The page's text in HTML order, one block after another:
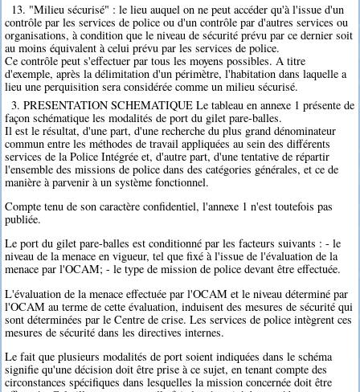
13. "Milieu sécurisé" : le lieu auquel on ne peut accéder qu'à l'issue d'un
contrôle par les services de police ou d'un contrôle par d'autres services ou
organisations, à condition que le niveau de sécurité prévu par ce dernier soit
au moins équivalent à celui prévu par les services de police.
Ce contrôle peut s'effectuer par tous les moyens possibles. A titre
d'exemple, après la délimitation d'un périmètre, l'habitation dans laquelle a
lieu une perquisition sera considérée comme un milieu sécurisé.
3. PRESENTATION SCHEMATIQUE Le tableau en annexe 1 présente de
façon schématique les modalités de port du gilet pare-balles.
Il est le résultat, d'une part, d'une recherche du plus grand dénominateur
commun entre les méthodes de travail appliquées au sein des différents
services de la Police Intégrée et, d'autre part, d'une tentative de répartir
l'ensemble des missions de police dans des catégories générales, et ce de
manière à parvenir à un système fonctionnel.
Compte tenu de son caractère confidentiel, l'annexe 1 n'est toutefois pas
publiée.
Le port du gilet pare-balles est conditionné par les facteurs suivants : - le
niveau de la menace en vigueur, tel que fixé à l'issue de l'évaluation de la
menace par l'OCAM; - le type de mission de police devant être effectuée.
L'évaluation de la menace effectuée par l'OCAM et le niveau déterminé par
l'OCAM au terme de cette évaluation, induisent des mesures de sécurité qui
sont déterminées par le Centre de crise. Les services de police intègrent ces
mesures de sécurité dans les directives internes.
Le fait que plusieurs modalités de port soient indiquées dans le schéma
signifie qu'une décision doit être prise à ce sujet, en tenant compte des
circonstances spécifiques dans lesquelles la mission concernée doit être